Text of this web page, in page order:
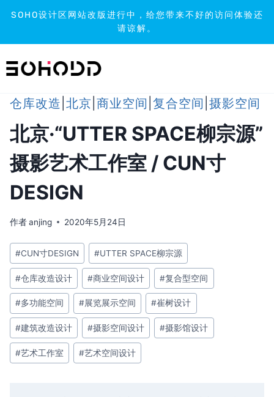
SOHO设计区网站改版进行中，给您带来不好的访问体验还
请谅解。
到
仓库改造 北京 商业空间 复合空间 摄影空间
北京·“UTTER SPACE柳宗源”
摄影艺术工作室 / CUN寸
DESIGN
作者anjing 2020年5月24日
文
章
标
签：
#CUN寸DESIGN #UTTER SPACE柳宗源
#仓库改造设计 #商业空间设计 #复合型空间
#多功能空间 #展览展示空间 #崔树设计
#建筑改造设计 #摄影空间设计 #摄影馆设计
#艺术工作室 #艺术空间设计